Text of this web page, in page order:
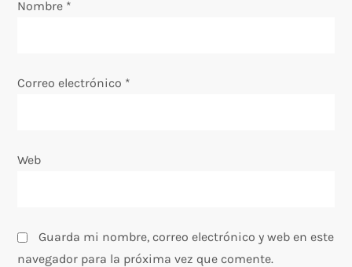
r
Nombre *
Correo electrónico *
Web
Guarda mi nombre, correo electrónico y web en este
navegador para la próxima vez que comente.